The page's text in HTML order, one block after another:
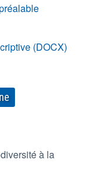
(DOCX)
à la